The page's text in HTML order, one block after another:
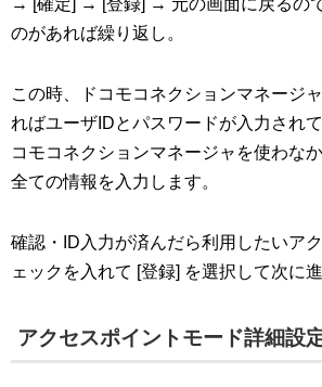
→ [確定] → [登録] → 元の画面に戻るの
のがあれば繰り返し。
この時、ドコモコネクションマネージ
ればユーザIDとパスワードが入力され
コモコネクションマネージャを使わな
全ての情報を入力します。
確認・ID入力が済んだら利用したいア
ェックを入れて [登録] を選択して次に進
アクセスポイントモード詳細設